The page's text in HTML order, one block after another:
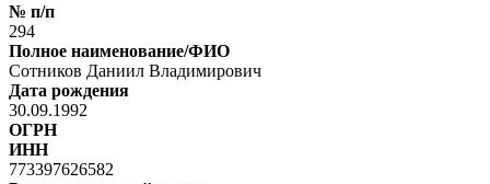
№ п/п
294
Полное наименование/ФИО
Сотников Даниил Владимирович
Дата рождения
30.09.1992
ОГРН
ИНН
773397626582